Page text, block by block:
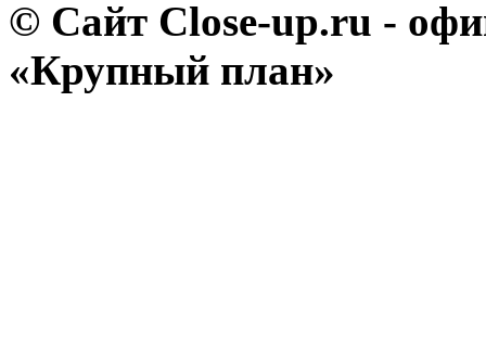
© Сайт Close-up.ru -
«Крупный план»